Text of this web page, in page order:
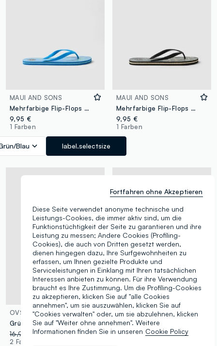
MAUI AND SONS
Mehrfarbige Flip-Flops mit Muster
9,95 €
1 Farben
Blau label.selectsize
MAUI AND SONS
Mehrfarbige Flip-Flops mit Muster
9,95 €
1 Farben
OVS
Grüne Zehentrenner mit geflochtenem Riemen
16,95 €
-30%11,86 €
2 Farben
MAUI AND SONS
14,95 €
Diese Seite verwendet anonyme technische und
Leistungs-Cookies, die immer aktiv sind, um die
Funktionstüchtigkeit der Seite zu garantieren und ihre
Leistung zu messen; Andere Cookies (Profiling-
Cookies), die auch von Dritten gesetzt werden,
dienen hingegen dazu, Ihre Surfgewohnheiten zu
erfassen, um Ihnen gezielte Produkte und
Serviceleistungen in Einklang mit Ihren tatsächlichen
Interessen anbieten zu können. Für ihre Verwendung
braucht es Ihre Zustimmung. Um die Profiling-Cookies
zu akzeptieren, klicken Sie auf "alle Cookies
annehmen", um sie auszuwählen, klicken Sie auf
"Cookies verwalten" oder, um sie abzulehnen, klicken
Sie auf "Weiter ohne annehmen". Weitere
Informationen finden Sie in unseren Cookie Policy
Fortfahren ohne Akzeptieren